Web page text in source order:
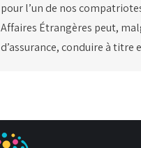
pour l’un de nos
Affaires Étrangères peut,
d’assurance, conduire à